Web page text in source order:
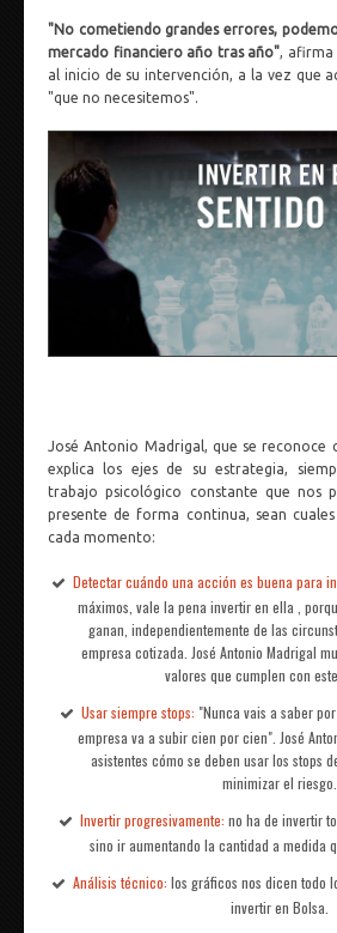
"No cometiendo grandes errores,
mercado financiero año tras año", afirma
al inicio de su intervención, a la vez que
"que no necesitemos".
José Antonio Madrigal, que se reconoce
explica los ejes de su estrategia,
trabajo psicológico constante que nos
presente de forma continua, sean
cada momento:
Detectar cuándo una acción es buena para
máximos, vale la pena invertir en ella ,
ganan, independientemente de las
empresa cotizada. José Antonio Madrigal
valores que cumplen con
Usar siempre stops: "Nunca vais a saber
empresa va a subir cien por cien". José
asistentes cómo se deben usar los stops
minimizar el riesgo.
Invertir progresivamente: no ha de invertir
sino ir aumentando la cantidad a medida
Análisis técnico: los gráficos nos dicen todo
invertir en Bolsa.